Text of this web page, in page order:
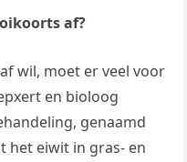
af?
wil, moet er veel voor
en bioloog
genaamd
het eiwit in gras- en